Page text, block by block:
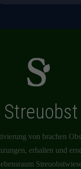
Streuobst
von brachen
erhalten und